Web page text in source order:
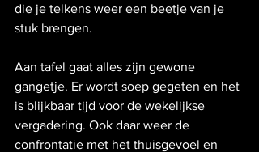
die je telkens weer een beetje van je
stuk brengen.
Aan tafel gaat alles zijn gewone
gangetje. Er wordt soep gegeten en het
is blijkbaar tijd voor de wekelijkse
vergadering. Ook daar weer de
confrontatie met het thuisgevoel en